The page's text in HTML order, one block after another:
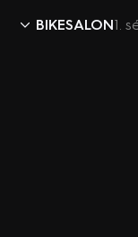
BIKESALON1.